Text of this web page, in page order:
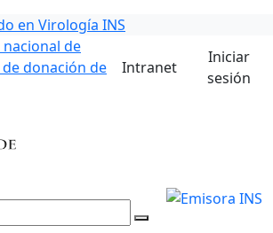
nacional de
donación de
Intranet
Iniciar
sesión